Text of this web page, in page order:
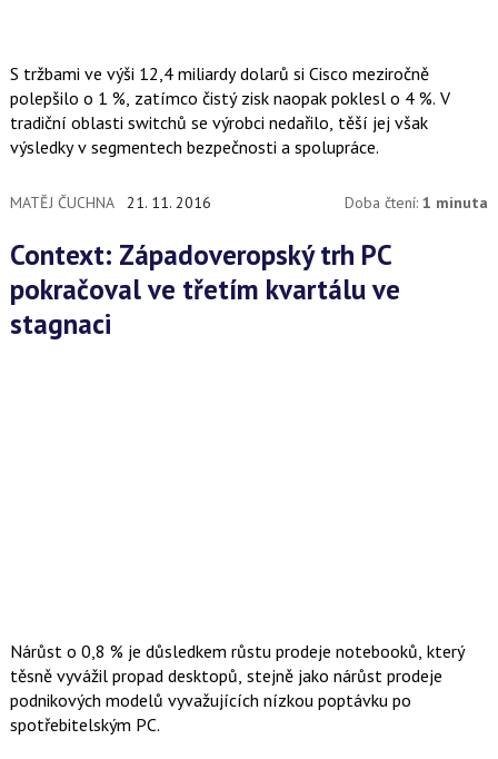
S tržbami ve výši 12,4 miliardy dolarů si Cisco meziročně
polepšilo o 1 %, zatímco čistý zisk naopak poklesl o 4 %. V
tradiční oblasti switchů se výrobci nedařilo, těší jej však
výsledky v segmentech bezpečnosti a spolupráce.
MATĚJ ČUCHNA 21. 11. 2016 Doba čtení:1 minuta
Context: Západoveropský trh PC
pokračoval ve třetím kvartálu ve
stagnaci
Nárůst o 0,8 % je důsledkem růstu prodeje notebooků, který
těsně vyvážil propad desktopů, stejně jako nárůst prodeje
podnikových modelů vyvažujících nízkou poptávku po
spotřebitelským PC.